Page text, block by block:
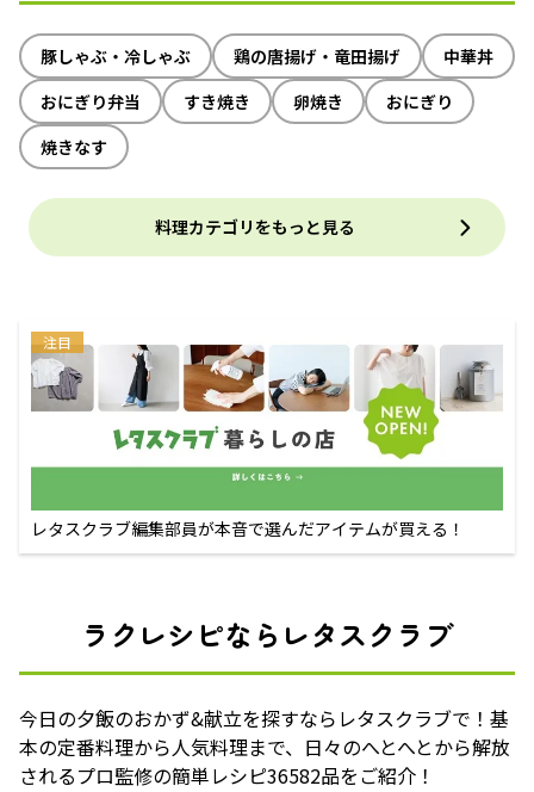
豚しゃぶ・冷しゃぶ 鶏の唐揚げ・竜田揚げ
中華丼
おにぎり弁当
すき焼き 卵焼き
おにぎり
焼きなす
料理カテゴリをもっと見る
注目
レタスクラブ編集部員が本音で選んだアイテムが買える！
ラクレシピならレタスクラブ
今日の夕飯のおかず&献立を探すならレタスクラブで！基
本の定番料理から人気料理まで、日々のへとへとから解放
されるプロ監修の簡単レシピ36582品をご紹介！